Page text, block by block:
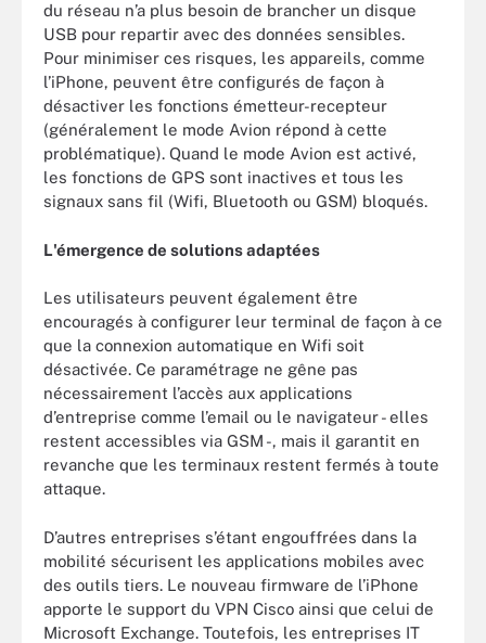
du réseau n’a plus besoin de brancher un disque
USB pour repartir avec des données sensibles.
Pour minimiser ces risques, les appareils, comme
l’iPhone, peuvent être configurés de façon à
désactiver les fonctions émetteur-recepteur
(généralement le mode Avion répond à cette
problématique). Quand le mode Avion est activé,
les fonctions de GPS sont inactives et tous les
signaux sans fil (Wifi, Bluetooth ou GSM) bloqués.
L'émergence de solutions adaptées
Les utilisateurs peuvent également être
encouragés à configurer leur terminal de façon à ce
que la connexion automatique en Wifi soit
désactivée. Ce paramétrage ne gêne pas
nécessairement l’accès aux applications
d’entreprise comme l’email ou le navigateur - elles
restent accessibles via GSM -, mais il garantit en
revanche que les terminaux restent fermés à toute
attaque.
D’autres entreprises s’étant engouffrées dans la
mobilité sécurisent les applications mobiles avec
des outils tiers. Le nouveau firmware de l’iPhone
apporte le support du VPN Cisco ainsi que celui de
Microsoft Exchange. Toutefois, les entreprises IT